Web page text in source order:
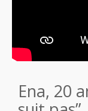
Ena, 20